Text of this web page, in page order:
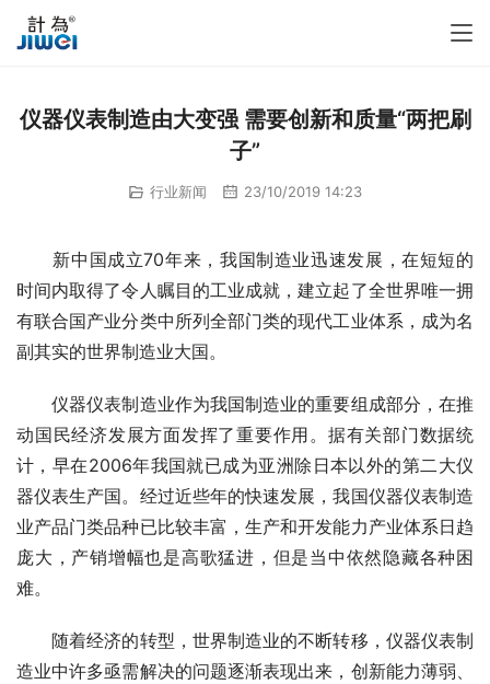
仪器仪表制造由大变强 需要创新和质量“两把刷
子”
行业新闻 23/10/2019 14:23
新中国成立70年来，我国制造业迅速发展，在短短的
时间内取得了令人瞩目的工业成就，建立起了全世界唯一拥
有联合国产业分类中所列全部门类的现代工业体系，成为名
副其实的世界制造业大国。
仪器仪表制造业作为我国制造业的重要组成部分，在推
动国民经济发展方面发挥了重要作用。据有关部门数据统
计，早在2006年我国就已成为亚洲除日本以外的第二大仪
器仪表生产国。经过近些年的快速发展，我国仪器仪表制造
业产品门类品种已比较丰富，生产和开发能力产业体系日趋
庞大，产销增幅也是高歌猛进，但是当中依然隐藏各种困
难。
随着经济的转型，世界制造业的不断转移，仪器仪表制
造业中许多亟需解决的问题逐渐表现出来，创新能力薄弱、